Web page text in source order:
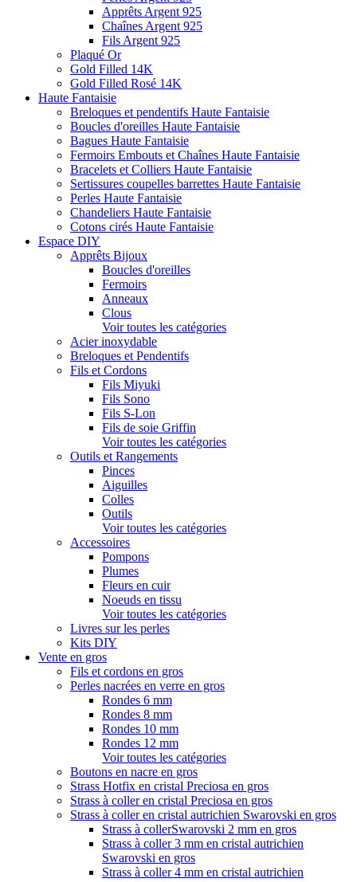
Apprêts Argent 925
Chaînes Argent 925
Fils Argent 925
Plaqué Or
Gold Filled 14K
Gold Filled Rosé 14K
Haute Fantaisie
Breloques et pendentifs Haute Fantaisie
Boucles d'oreilles Haute Fantaisie
Bagues Haute Fantaisie
Fermoirs Embouts et Chaînes Haute Fantaisie
Bracelets et Colliers Haute Fantaisie
Sertissures coupelles barrettes Haute Fantaisie
Perles Haute Fantaisie
Chandeliers Haute Fantaisie
Cotons cirés Haute Fantaisie
Espace DIY
Apprêts Bijoux
Boucles d'oreilles
Fermoirs
Anneaux
Clous
Voir toutes les catégories
Acier inoxydable
Breloques et Pendentifs
Fils et Cordons
Fils Miyuki
Fils Sono
Fils S-Lon
Fils de soie Griffin
Voir toutes les catégories
Outils et Rangements
Pinces
Aiguilles
Colles
Outils
Voir toutes les catégories
Accessoires
Pompons
Plumes
Fleurs en cuir
Noeuds en tissu
Voir toutes les catégories
Livres sur les perles
Kits DIY
Vente en gros
Fils et cordons en gros
Perles nacrées en verre en gros
Rondes 6 mm
Rondes 8 mm
Rondes 10 mm
Rondes 12 mm
Voir toutes les catégories
Boutons en nacre en gros
Strass Hotfix en cristal Preciosa en gros
Strass à coller en cristal Preciosa en gros
Strass à coller en cristal autrichien Swarovski en gros
Strass à collerSwarovski 2 mm en gros
Strass à coller 3 mm en cristal autrichien
Swarovski en gros
Strass à coller 4 mm en cristal autrichien